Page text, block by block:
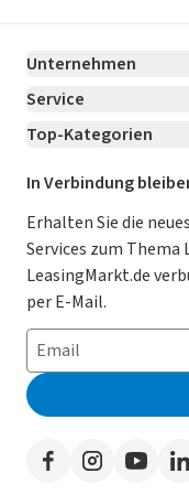
Unternehmen
Über LeasingMarkt.de
Karriere Jetzt
Für Händler
Kooperation mit
AGB
Datenschutz
Impressum
Erklärung zur
Presse
Service
Kontakt
Ratgeber
Magazin
Datenschutz-
So funktioniert’s
Häufig gestellte
Leasing-Lexikon
Auto-Tests
Werben auf
Top-Kategorien
Leasing Deals
Gebrauchtwagen
Leasing ohne
E-Auto Leasing
Privatleasing
Leasing-Vergleiche
Herstellerverzeichnis
Händlerverzeichnis
In Verbindung
Erhalten Sie die
Services zum Thema
LeasingMarkt.de
per E-Mail.